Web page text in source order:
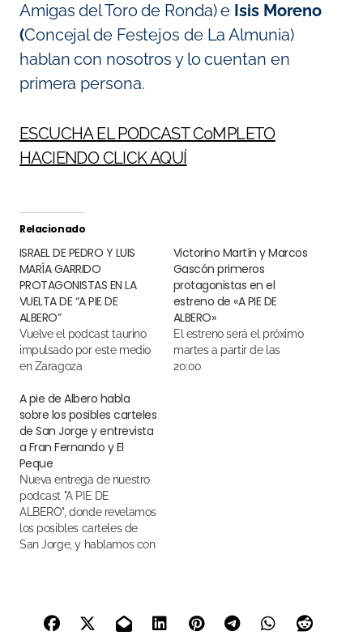
Amigas del Toro de Ronda) e Isis Moreno
(Concejal de Festejos de La Almunia)
hablan con nosotros y lo cuentan en
primera persona.
ESCUCHA EL PODCAST C0MPLETO
HACIENDO CLICK AQUÍ
Relacionado
ISRAEL DE PEDRO Y LUIS
MARÍA GARRIDO
PROTAGONISTAS EN LA
VUELTA DE “A PIE DE
ALBERO”
Vuelve el podcast taurino
impulsado por este medio
en Zaragoza
Victorino Martín y Marcos
Gascón primeros
protagonistas en el
estreno de «A PIE DE
ALBERO»
El estreno será el próximo
martes a partir de las
20:00
A pie de Albero habla
sobre los posibles carteles
de San Jorge y entrevista
a Fran Fernando y El
Peque
Nueva entrega de nuestro
podcast "A PIE DE
ALBERO", donde revelamos
los posibles carteles de
San Jorge, y hablamos con